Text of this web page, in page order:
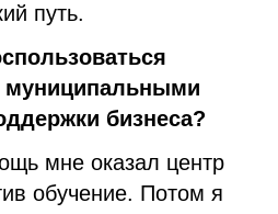
путь.
муниципальными
бизнеса?
мне оказал центр
обучение. Потом я